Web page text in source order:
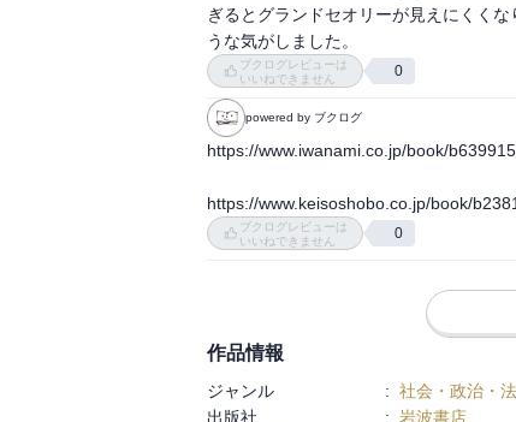
ぎるとグランドセオリーが見えにくく
うな気がしました。
ブクログレビューは
いいねできません
0
powered by ブクログ
https://www.iwanami.co.jp/book/
https://www.keisoshobo.co.jp/book/
ブクログレビューは
いいねできません
0
作品情報
ジャンル : 社会・政治・
出版社
: 岩波書店